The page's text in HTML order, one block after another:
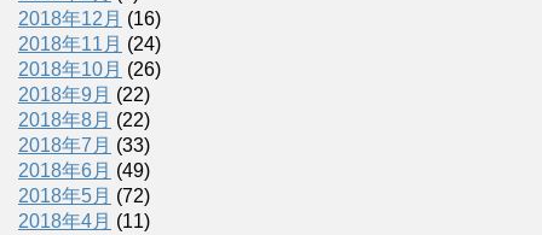
2018年12月 (16)
2018年11月 (24)
2018年10月 (26)
2018年9月 (22)
2018年8月 (22)
2018年7月 (33)
2018年6月 (49)
2018年5月 (72)
2018年4月 (11)